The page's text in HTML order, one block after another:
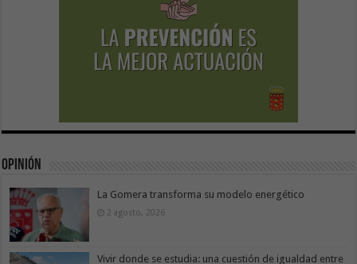
Opinión
La Gomera transforma su modelo energético
2 agosto, 2026
Vivir donde se estudia: una cuestión de igualdad entre